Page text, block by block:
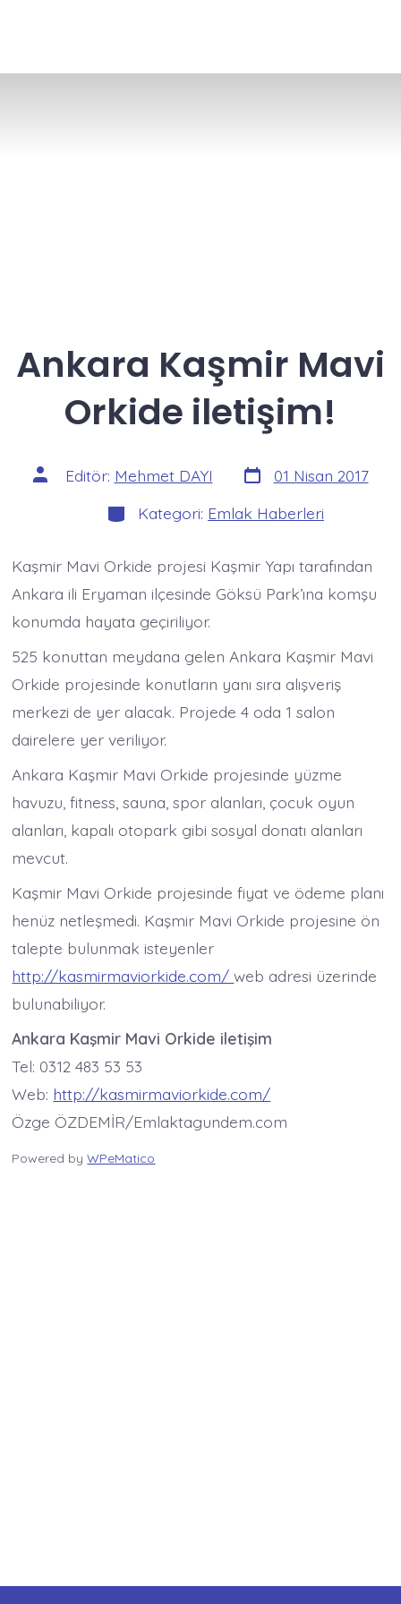
Ankara Kaşmir Mavi
Orkide iletişim!
Yazının
yazarı
Editör: Mehmet DAYI Yazı
tarihi
01 Nisan 2017
Kategoriler
Kategori: Emlak Haberleri
Kaşmir Mavi Orkide projesi Kaşmir Yapı tarafından
Ankara ili Eryaman ilçesinde Göksü Park’ına komşu
konumda hayata geçiriliyor.
525 konuttan meydana gelen Ankara Kaşmir Mavi
Orkide projesinde konutların yanı sıra alışveriş
merkezi de yer alacak. Projede 4 oda 1 salon
dairelere yer veriliyor.
Ankara Kaşmir Mavi Orkide projesinde yüzme
havuzu, fitness, sauna, spor alanları, çocuk oyun
alanları, kapalı otopark gibi sosyal donatı alanları
mevcut.
Kaşmir Mavi Orkide projesinde fiyat ve ödeme planı
henüz netleşmedi. Kaşmir Mavi Orkide projesine ön
talepte bulunmak isteyenler
http://kasmirmaviorkide.com/web adresi üzerinde
bulunabiliyor.
Ankara Kaşmir Mavi Orkide iletişim
Tel: 0312 483 53 53
Web: http://kasmirmaviorkide.com/
Özge ÖZDEMİR/Emlaktagundem.com
Powered byWPeMatico